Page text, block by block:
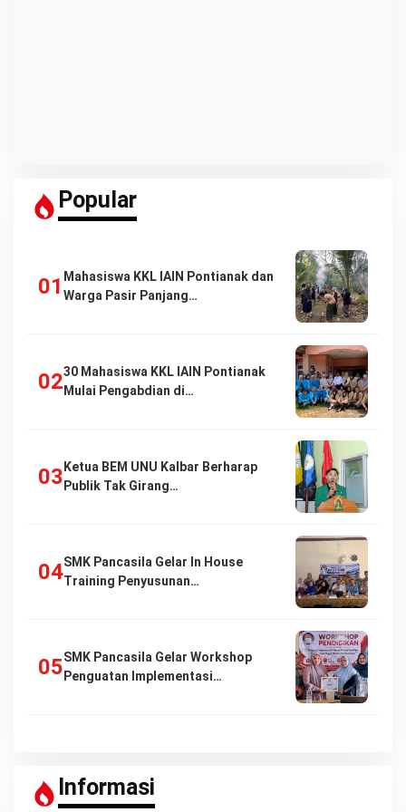
Popular
Mahasiswa KKL IAIN Pontianak dan
Warga Pasir Panjang…
30 Mahasiswa KKL IAIN Pontianak
Mulai Pengabdian di…
Ketua BEM UNU Kalbar Berharap
Publik Tak Girang…
SMK Pancasila Gelar In House
Training Penyusunan…
SMK Pancasila Gelar Workshop
Penguatan Implementasi…
Informasi